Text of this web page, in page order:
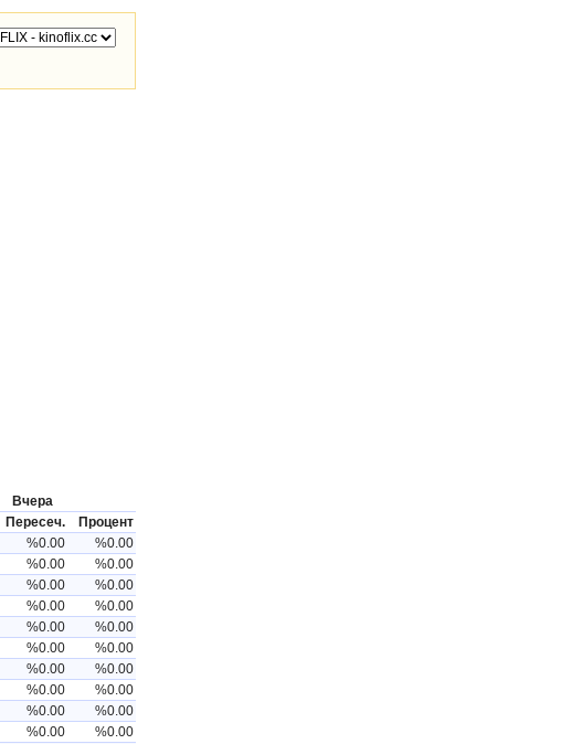
Вчера
Пересеч.
Процент
%0.00
%0.00
%0.00
%0.00
%0.00
%0.00
%0.00
%0.00
%0.00
%0.00
%0.00
%0.00
%0.00
%0.00
%0.00
%0.00
%0.00
%0.00
%0.00
%0.00